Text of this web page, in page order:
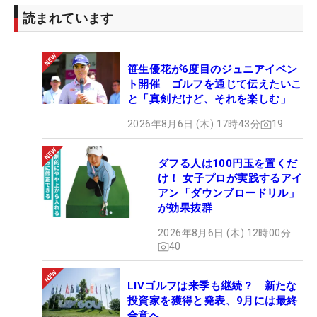
読まれています
笹生優花が6度目のジュニアイベン
ト開催 ゴルフを通じて伝えたいこ
と「真剣だけど、それを楽しむ」
2026年8月6日 (木) 17時43分 19
ダフる人は100円玉を置くだ
け！ 女子プロが実践するアイ
アン「ダウンブロードリル」
が効果抜群
2026年8月6日 (木) 12時00分
40
LIVゴルフは来季も継続？ 新たな
投資家を獲得と発表、9月には最終